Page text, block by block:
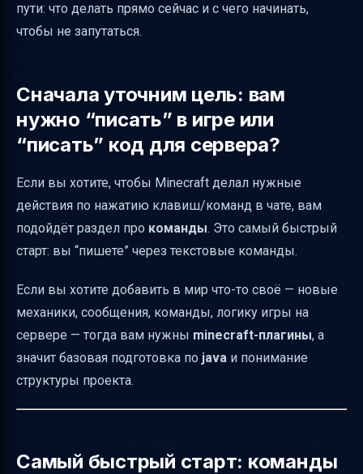
Ресурсы и обучение: как учить java именно
под minecraft
через Maven, помощники
Архитектура, чтобы код не превращался в
кашу
нельзя делать “как попало”
Готовые библиотеки: не изобретайте
велосипед
minecraft-плагинов (и не утонуть)
GitHub Copilot и доступ для школьников/
студентов
“Рецепт” для первого шага: как начать
писать minecraft без страха
пути: что делать прямо сейчас и с чего начинать,
чтобы не запутаться.
Сначала уточним цель: вам
нужно “писать” в игре или
“писать” код для сервера?
Если вы хотите, чтобы Minecraft делал нужные
действия по нажатию клавиш/команд в чате, вам
подойдёт раздел про команды. Это самый быстрый
старт: вы “пишете” через текстовые команды.
Если вы хотите добавить в мир что-то своё — новые
механики, сообщения, команды, логику игры на
сервере — тогда вам нужны minecraft-плагины, а
значит базовая подготовка по java и понимание
структуры проекта.
Самый быстрый старт: команды